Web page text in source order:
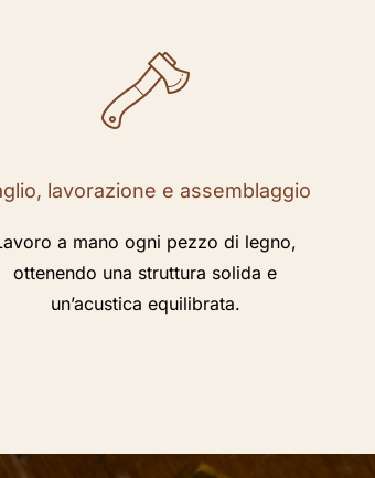
lavorazione e assemblaggio
a mano ogni pezzo di legno,
ottenendo una struttura solida e
un’acustica equilibrata.